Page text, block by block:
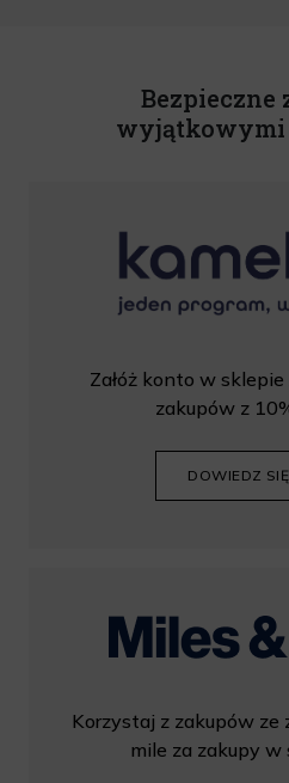
Bezpieczne
wyjątkowymi
Załóż konto w
zakupów z
DOWIEDZ
Korzystaj z zakupów ze
mile za zakupy w